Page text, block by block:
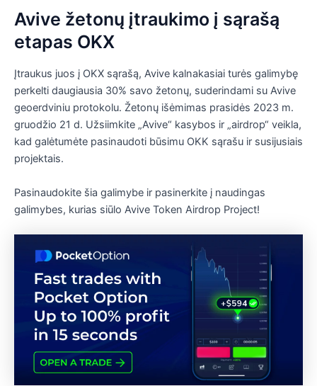
Avive žetonų įtraukimo į sąrašą
etapas OKX
Įtraukus juos į OKX sąrašą, Avive kalnakasiai turės galimybę
perkelti daugiausia 30% savo žetonų, suderindami su Avive
geoerdviniu protokolu. Žetonų išėmimas prasidės 2023 m.
gruodžio 21 d. Užsiimkite „Avive“ kasybos ir „airdrop“ veikla,
kad galėtumėte pasinaudoti būsimu OKK sąrašu ir susijusiais
projektais.
Pasinaudokite šia galimybe ir pasinerkite į naudingas
galimybes, kurias siūlo Avive Token Airdrop Project!